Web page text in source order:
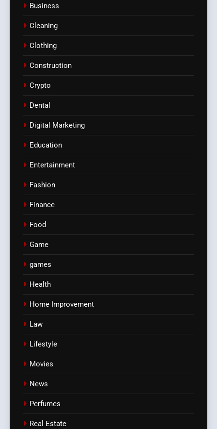
Business
Cleaning
Clothing
Construction
Crypto
Dental
Digital Marketing
Education
Entertainment
Fashion
Finance
Food
Game
games
Health
Home Improvement
Law
Lifestyle
Movies
News
Perfumes
Real Estate